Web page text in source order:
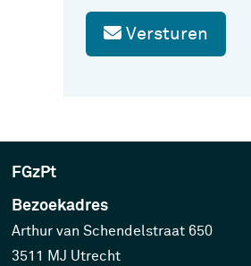
Versturen
FGzPt
Bezoekadres
Arthur van Schendelstraat 650
3511 MJ Utrecht